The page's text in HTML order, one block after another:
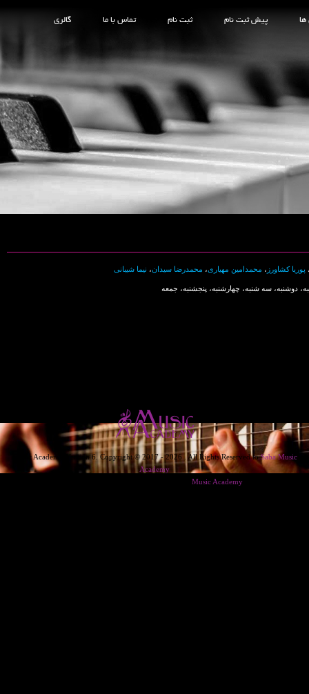
ها پیش ثبت نام ثبت نام تماس با ما گالری
پوریا کشاورز ، محمدامین مهیاری، محمدرضا سیدان، نیما شیبانی
دوشنبه، سه شنبه، چهارشنبه، پنجشنبه، جمعه
Music Academy Version 6. Copyright © 2017 - 2026 . All Rights Reserved toSaba Music
Academy
Music Academy